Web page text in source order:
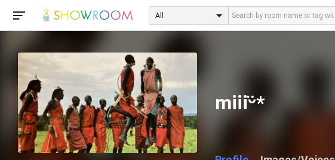
All
miiiᵕ̈*